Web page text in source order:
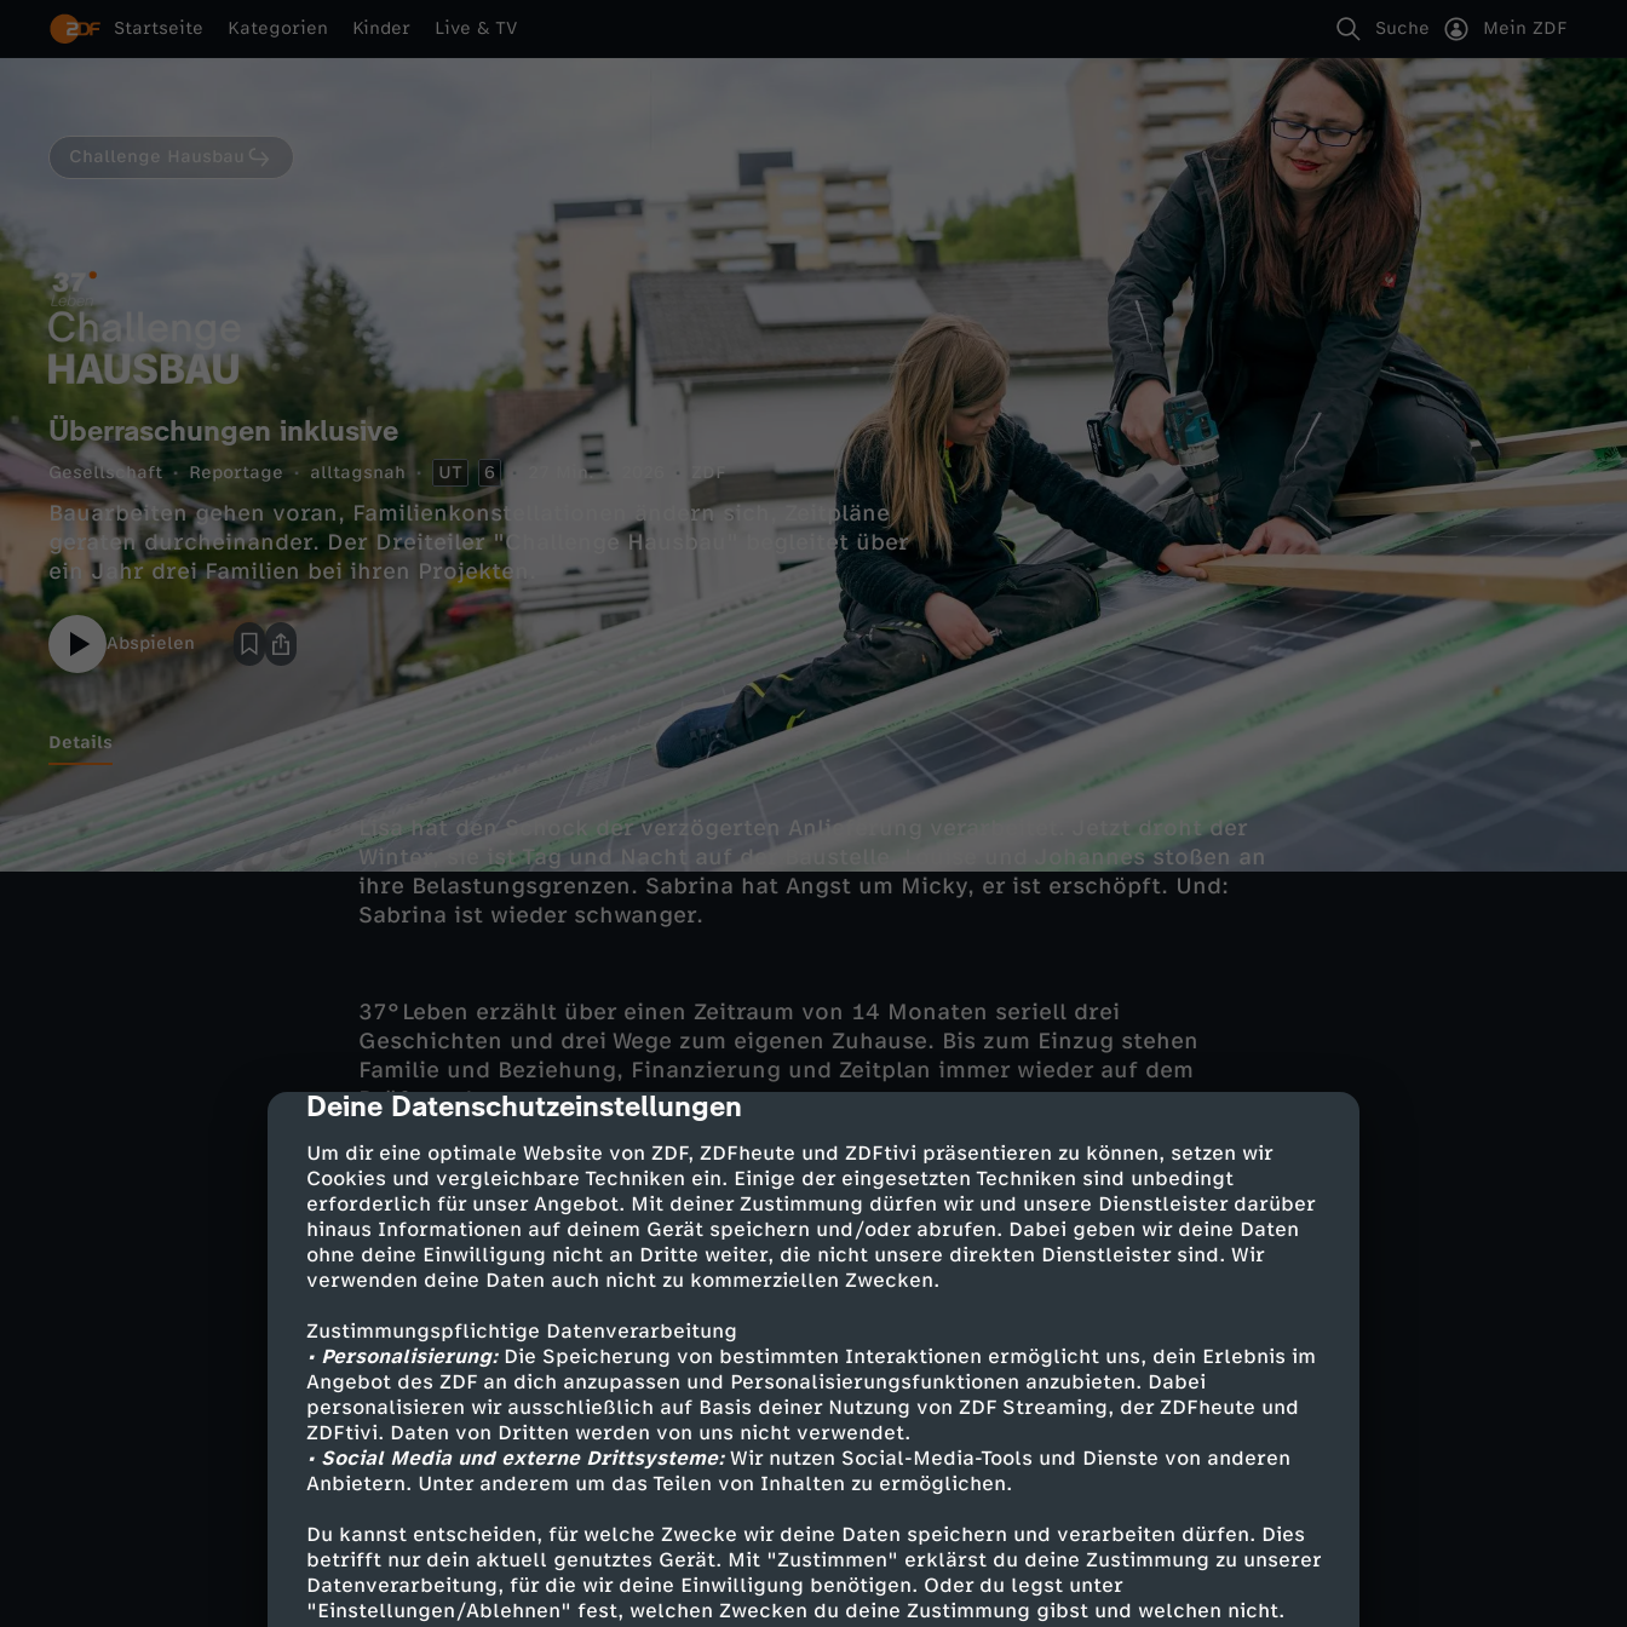
cmp-dialog-description
Deine Datenschutzeinstellungen
Um dir eine optimale Website von ZDF, ZDFheute und ZDFtivi präsentieren zu können, setzen wir
Cookies und vergleichbare Techniken ein. Einige der eingesetzten Techniken sind unbedingt
erforderlich für unser Angebot. Mit deiner Zustimmung dürfen wir und unsere Dienstleister darüber
hinaus Informationen auf deinem Gerät speichern und/oder abrufen. Dabei geben wir deine Daten
ohne deine Einwilligung nicht an Dritte weiter, die nicht unsere direkten Dienstleister sind. Wir
verwenden deine Daten auch nicht zu kommerziellen Zwecken.
Zustimmungspflichtige Datenverarbeitung
• Personalisierung:Die Speicherung von bestimmten Interaktionen ermöglicht uns, dein Erlebnis im
Angebot des ZDF an dich anzupassen und Personalisierungsfunktionen anzubieten. Dabei
personalisieren wir ausschließlich auf Basis deiner Nutzung von ZDF Streaming, der ZDFheute und
ZDFtivi. Daten von Dritten werden von uns nicht verwendet.
• Social Media und externe Drittsysteme:Wir nutzen Social-Media-Tools und Dienste von anderen
Anbietern. Unter anderem um das Teilen von Inhalten zu ermöglichen.
Du kannst entscheiden, für welche Zwecke wir deine Daten speichern und verarbeiten dürfen. Dies
betrifft nur dein aktuell genutztes Gerät. Mit "Zustimmen" erklärst du deine Zustimmung zu unserer
Datenverarbeitung, für die wir deine Einwilligung benötigen. Oder du legst unter
"Einstellungen/Ablehnen" fest, welchen Zwecken du deine Zustimmung gibst und welchen nicht.
Startseite Kategorien Kinder Live & TV Suche Mein ZDF
Challenge Hausbau
Überraschungen inklusive
Gesellschaft Reportage alltagsnah UT 6 27 Min. ZDF
Bauarbeiten gehen voran, Familienkonstellationen ändern sich, Zeitpläne
geraten durcheinander. Der Dreiteiler "Challenge Hausbau" begleitet über
ein Jahr drei Familien bei ihren Projekten.
Abspielen
Details
Lisa hat den Schock der verzögerten Anlieferung verarbeitet. Jetzt droht der
Winter, sie ist Tag und Nacht auf der Baustelle. Louise und Johannes stoßen an
ihre Belastungsgrenzen. Sabrina hat Angst um Micky, er ist erschöpft. Und:
Sabrina ist wieder schwanger.
37°Leben erzählt über einen Zeitraum von 14 Monaten seriell drei
Geschichten und drei Wege zum eigenen Zuhause. Bis zum Einzug stehen
Familie und Beziehung, Finanzierung und Zeitplan immer wieder auf dem
Prüfstand.
Es braucht viel Fantasie, sich während der Abbrucharbeiten die ehemaligen
Klassenzimmer als Wohnungen vorzustellen. Doch Louise (31) und Johannes
(31) sind zuversichtlich und froh, da sich die Genossenschaft um den
Baufortschritt kümmert. Die Vorfreude, als Mieter ein neues Zuhause zu
gestalten und mit Louises Vater unter einem Dach zu leben, wächst.
bestehende Gemeinschaft zu stärken und das Leben in Zehdenick zu gestalten.
Louise engagiert sich in der Politik, beide organisieren sie "Kennenlerntage",
um neue Mitbewohnerinnen und Mitbewohner zu finden. Dabei verändert sich
das Miteinander. Aus ihren Freunden und Mitgründern werden nun Kollegen –
eine herausfordernde Situation.
paar Tage bei der "Tiny House"-Firma hospitiert, um fit zu sein für die
Arbeiten mit Holz und das Zusammensetzen der Bauteile. Sie hat in ihrem
neuen Nachbarn Guido einen Unterstützer und tatkräftigen Helfer gefunden.